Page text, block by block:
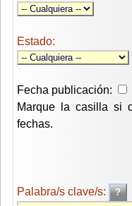
Estado:
Fecha publicación:
Marque la casilla si
fechas.
Palabra/s clave/s: